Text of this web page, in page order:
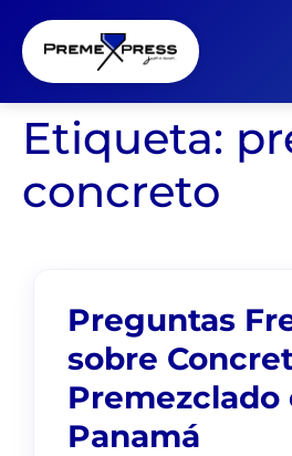
Etiqueta:
concreto
Preguntas
sobre
Premezclado
Panamá